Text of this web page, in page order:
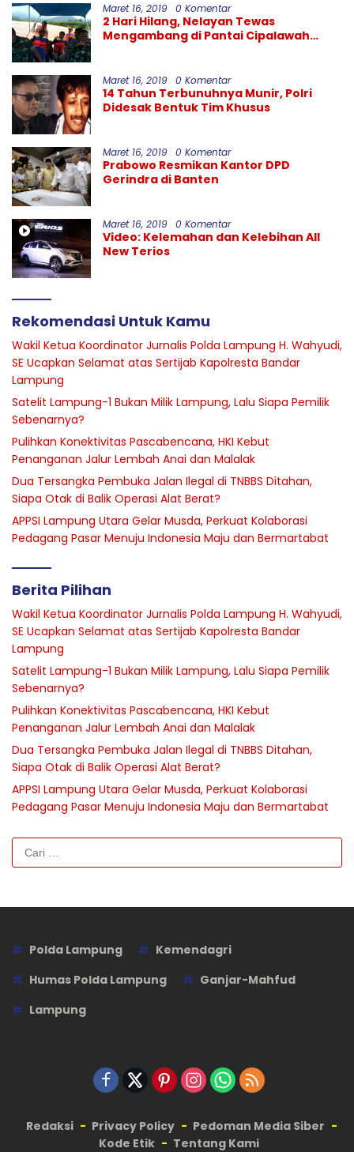
Maret 16, 2019 0 Komentar
2 Hari Hilang, Nelayan Tewas
Mengambang di Pantai Cipalawah
Maret 16, 2019 0 Komentar
14 Tahun Terbunuhnya Munir, Polri
Didesak Bentuk Tim Khusus
Maret 16, 2019 0 Komentar
Prabowo Resmikan Kantor DPD
Gerindra di Banten
Maret 16, 2019 0 Komentar
Video: Kelemahan dan Kelebihan All
New Terios
Rekomendasi Untuk Kamu
Wakil Ketua Koordinator Jurnalis Polda Lampung H. Wahyudi,
SE Ucapkan Selamat atas Sertijab Kapolresta Bandar
Lampung
Satelit Lampung-1 Bukan Milik Lampung, Lalu Siapa Pemilik
Sebenarnya?
Pulihkan Konektivitas Pascabencana, HKI Kebut
Penanganan Jalur Lembah Anai dan Malalak
Dua Tersangka Pembuka Jalan Ilegal di TNBBS Ditahan,
Siapa Otak di Balik Operasi Alat Berat?
APPSI Lampung Utara Gelar Musda, Perkuat Kolaborasi
Pedagang Pasar Menuju Indonesia Maju dan Bermartabat
Berita Pilihan
Wakil Ketua Koordinator Jurnalis Polda Lampung H. Wahyudi,
SE Ucapkan Selamat atas Sertijab Kapolresta Bandar
Lampung
Satelit Lampung-1 Bukan Milik Lampung, Lalu Siapa Pemilik
Sebenarnya?
Pulihkan Konektivitas Pascabencana, HKI Kebut
Penanganan Jalur Lembah Anai dan Malalak
Dua Tersangka Pembuka Jalan Ilegal di TNBBS Ditahan,
Siapa Otak di Balik Operasi Alat Berat?
APPSI Lampung Utara Gelar Musda, Perkuat Kolaborasi
Pedagang Pasar Menuju Indonesia Maju dan Bermartabat
Cari
untuk:
Polda Lampung
Kemendagri
Humas Polda Lampung
Ganjar-Mahfud
Lampung
Redaksi Privacy Policy
Pedoman Media Siber
Kode Etik
Tentang Kami